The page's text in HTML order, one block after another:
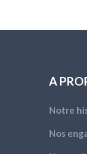
A
Notre
Nos